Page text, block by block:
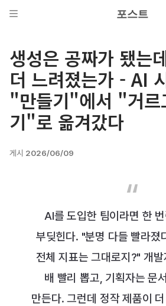
포스트
생성은 공짜가 됐는
더 느려졌는가 - AI
"만들기"에서 "거르
기"로 옮겨갔다
게시 2026/06/09
AI를 도입한 팀이라면 한
부딪힌다. "분명 다들 빨라졌
전체 지표는 그대로지?" 개
배 빨리 뽑고, 기획자는 문
만든다. 그런데 정작 제품이